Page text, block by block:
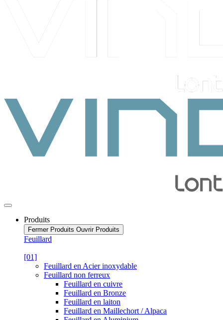
Produits
Fermer Produits Ouvrir Produits
Feuillard
[01]
Feuillard en Acier inoxydable
Feuillard non ferreux
Feuillard en cuivre
Feuillard en Bronze
Feuillard en laiton
Feuillard en Maillechort / Alpaca